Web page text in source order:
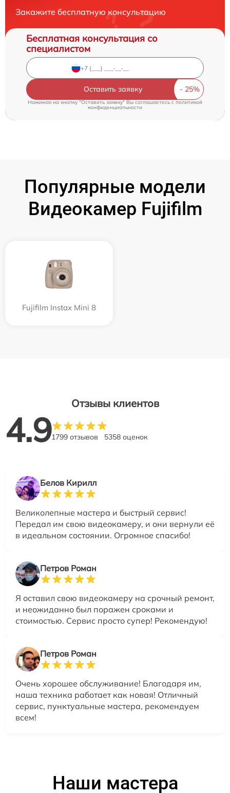
Закажите бесплатную консультацию
Бесплатная консультация со
специалистом
Оставить заявку
Нажимая на кнопку "Оставить заявку" Вы соглашаетесь c политикой
конфиденциальности
Популярные модели
Видеокамер Fujifilm
Fujifilm Instax Mini 8
Отзывы клиентов
4.91799 отзывов 5358 оценок
Белов Кирилл
Великолепные мастера и быстрый сервис!
Передал им свою видеокамеру, и они вернули её
в идеальном состоянии. Огромное спасибо!
Петров Роман
Я оставил свою видеокамеру на срочный ремонт,
и неожиданно был поражен сроками и
стоимостью. Сервис просто супер! Рекомендую!
Петров Роман
Очень хорошее обслуживание! Благодаря им,
наша техника работает как новая! Отличный
сервис, пунктуальные мастера, рекомендуем
всем!
Наши мастера